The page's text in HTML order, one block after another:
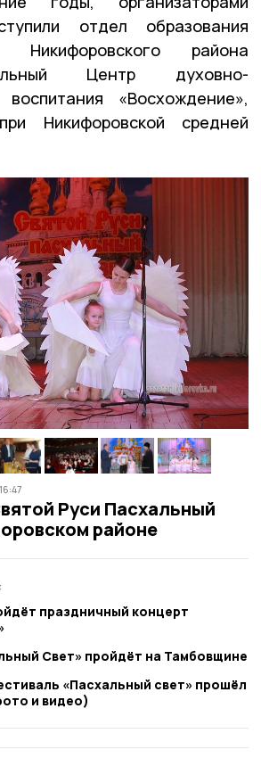
отдел образования
Никифоровского района
Центр духовно-
воспитания «Восхождение»,
Никифоровской средней
Руси Пасхальный
районе
праздничный концерт
Свет» пройдёт на Тамбовщине
«Пасхальный свет» прошёл
и видео)